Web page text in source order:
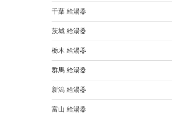
千葉 給湯器
茨城 給湯器
栃木 給湯器
群馬 給湯器
新潟 給湯器
富山 給湯器